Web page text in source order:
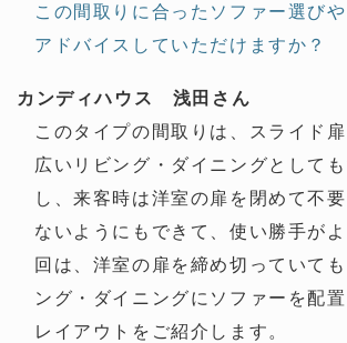
この間取りに合ったソファー選び
アドバイスしていただけますか？
カンディハウス 浅田さん
このタイプの間取りは、スライド
広いリビング・ダイニングとして
し、来客時は洋室の扉を閉めて不
ないようにもできて、使い勝手が
回は、洋室の扉を締め切っていて
ング・ダイニングにソファーを配
レイアウトをご紹介します。